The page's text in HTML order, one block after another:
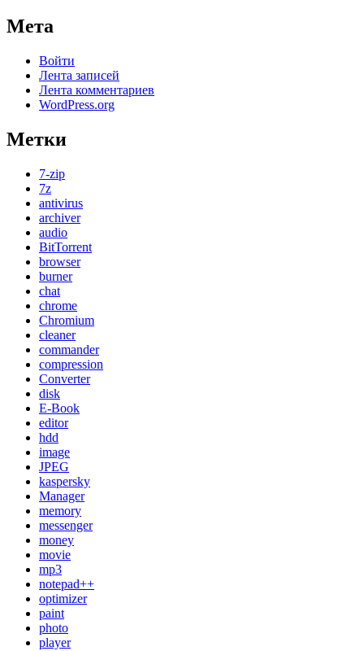
Мета
Войти
Лента записей
Лента комментариев
WordPress.org
Метки
7-zip
7z
antivirus
archiver
audio
BitTorrent
browser
burner
chat
chrome
Chromium
cleaner
commander
compression
Converter
disk
E-Book
editor
hdd
image
JPEG
kaspersky
Manager
memory
messenger
money
movie
mp3
notepad++
optimizer
paint
photo
player